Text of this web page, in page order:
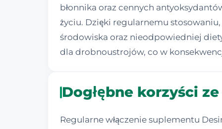
błonnika oraz cennych
życiu. Dzięki regularnemu
środowiska oraz nieodpowiedniej
dla drobnoustrojów, co w
Dogłębne korzyści
Regularne włączenie suplementu